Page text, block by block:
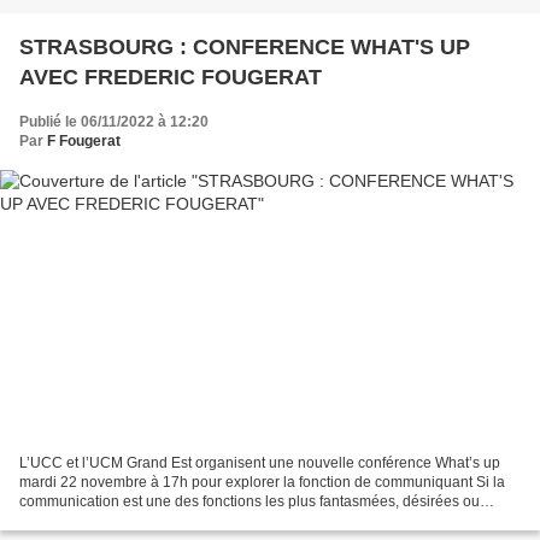
STRASBOURG : CONFERENCE WHAT'S UP
AVEC FREDERIC FOUGERAT
Publié le 06/11/2022 à 12:20
Par F Fougerat
L’UCC et l’UCM Grand Est organisent une nouvelle conférence What’s up
mardi 22 novembre à 17h pour explorer la fonction de communiquant Si la
communication est une des fonctions les plus fantasmées, désirées ou